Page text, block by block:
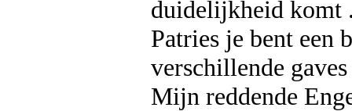
duidelijkheid komt
Patries je bent een
verschillende
Mijn reddende